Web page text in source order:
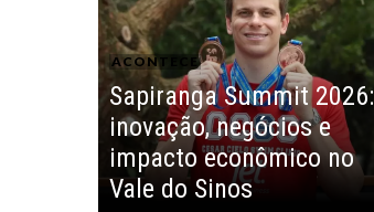
ACONTECE
Sapiranga Summit 2026:
inovação, negócios e
impacto econômico no
Vale do Sinos